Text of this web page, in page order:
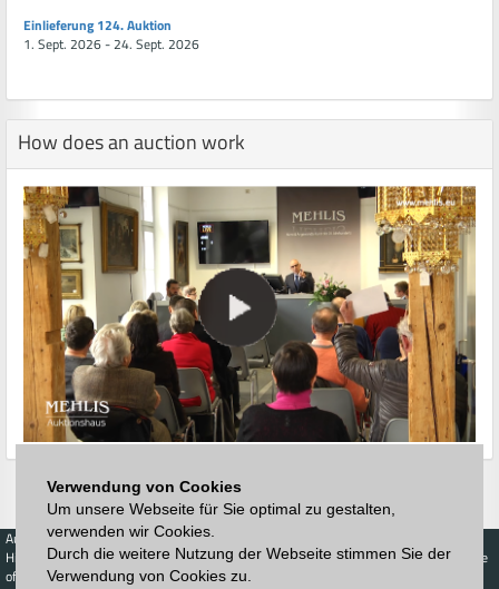
Verwendung von Cookies
Um unsere Webseite für Sie optimal zu gestalten,
verwenden wir Cookies.
Durch die weitere Nutzung der Webseite stimmen Sie der
Verwendung von Cookies zu.
Einlieferung 124. Auktion
1. Sept. 2026 - 24. Sept. 2026
How does an auction work
Auctions
Highest acceptance
of bids
Buy
Live-Auction
Calendar
Highest acceptance